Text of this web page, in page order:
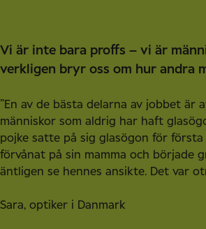
Vi är inte bara proffs – vi är
verkligen bryr oss om hur andra
”En av de bästa delarna av jobbet är
människor som aldrig har haft
pojke satte på sig glasögon för
förvånat på sin mamma och började
äntligen se hennes ansikte. Det var
Sara, optiker i Danmark